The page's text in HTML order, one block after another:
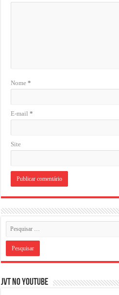
Nome*
E-mail*
Site
JVT NO YOUTUBE